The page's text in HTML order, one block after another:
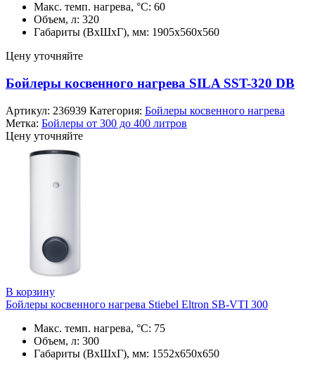
Макс. темп. нагрева, °С: 60
Объем, л: 320
Габариты (ВхШхГ), мм: 1905x560x560
Цену уточняйте
Бойлеры косвенного нагрева SILA SST-320 DB
Артикул: 236939 Категория: Бойлеры косвенного нагрева
Метка: Бойлеры от 300 до 400 литров
Цену уточняйте
В корзину
Бойлеры косвенного нагрева Stiebel Eltron SB-VTI 300
Макс. темп. нагрева, °С: 75
Объем, л: 300
Габариты (ВхШхГ), мм: 1552х650х650